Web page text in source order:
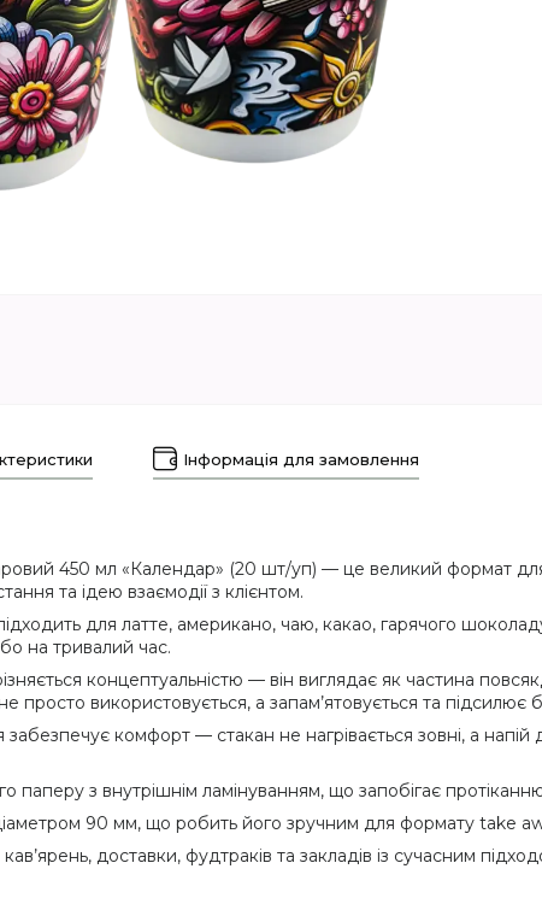
Інформація для замовлення
450 мл «Календар» (20 шт/уп) — це великий формат
та ідею взаємодії з клієнтом.
для латте, американо, чаю, какао, гарячого
на тривалий час.
концептуальністю — він виглядає як частина
просто використовується, а запам’ятовується та підсилює
комфорт — стакан не нагрівається зовні, а
паперу з внутрішнім ламінуванням, що запобігає
90 мм, що робить його зручним для формату take
доставки, фудтраків та закладів із сучасним